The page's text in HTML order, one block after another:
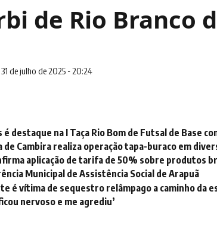
de Rio Branco
de julho de 2025 - 20:24
é destaque na I Taça Rio Bom de Futsal de Base
Cambira realiza operação tapa-buraco em
aplicação de tarifa de 50% sobre produtos
Municipal de Assistência Social de Arapuã
é vítima de sequestro relâmpago a caminho da
nervoso e me agrediu’